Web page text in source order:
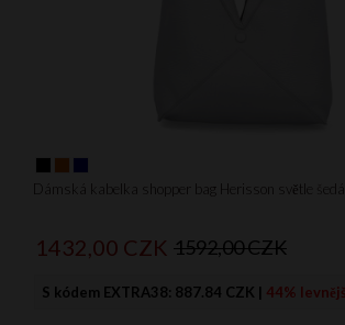
Dámská kabelka shopper bag Herisson světle
1432,00 CZK 1592,00 CZK
S kódem EXTRA38: 887.84 CZK | 44%